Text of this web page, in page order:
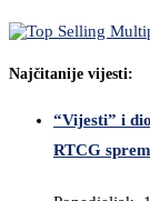
Najčitanije vijesti:
“Vijesti” i
RTCG